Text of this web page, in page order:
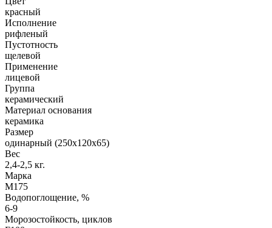
красный
Исполнение
рифленый
Пустотность
щелевой
Применение
лицевой
Группа
керамический
Материал основания
керамика
Размер
одинарный (250х120х65)
Вес
2,4-2,5 кг.
Марка
М175
Водопоглощение, %
6-9
Морозостойкость, циклов